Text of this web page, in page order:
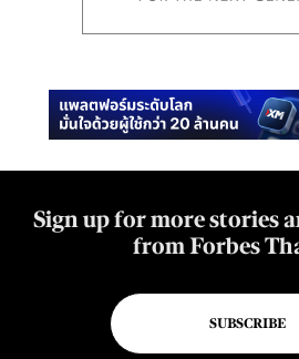
Sign up for more stories
from Forbes
SUBSCRIBE